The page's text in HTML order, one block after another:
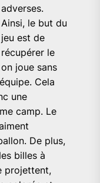
adverses.
Ainsi, le but du
jeu est de
récupérer le
joue sans
Cela
une
camp. Le
De plus,
billes à
projettent,